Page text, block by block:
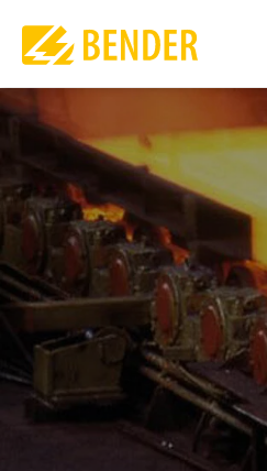
介绍
定位
监视
视继电器
方案
备工程
程、门诊手术
然气
技术
MONITOR
与支持
简介
全球
方式
中国
球